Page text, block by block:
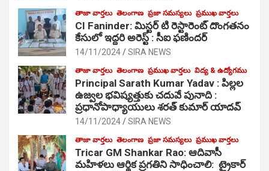
తాజా వార్తలు తెలంగాణ ప్రజా సమస్యలు ప్రముఖ వార్తలు
CI Faninder: మిస్టర్ టి రెస్టారెంట్ దొంగతనం
కేసులో ఇద్దరి అరెస్ట్ : సీఐ ఫణిందర్
14/11/2024 SIRA NEWS
తాజా వార్తలు తెలంగాణ ప్రముఖ వార్తలు విద్య & ఉద్యోగము
Principal Sarath Kumar Yadav : పిల్లల
ఉజ్వల భవిష్యత్తుకు చదువే పునాది :
ప్రధానోపాధ్యాయులు శరత్ కుమార్ యాదవ్
14/11/2024 SIRA NEWS
తాజా వార్తలు తెలంగాణ ప్రజా సమస్యలు ప్రముఖ వార్తలు
Tricar GM Shankar Rao: ఆదివాసీ
మహిళలు ఆర్థిక ప్రగతిని సాధించాలి: ట్రైకార్